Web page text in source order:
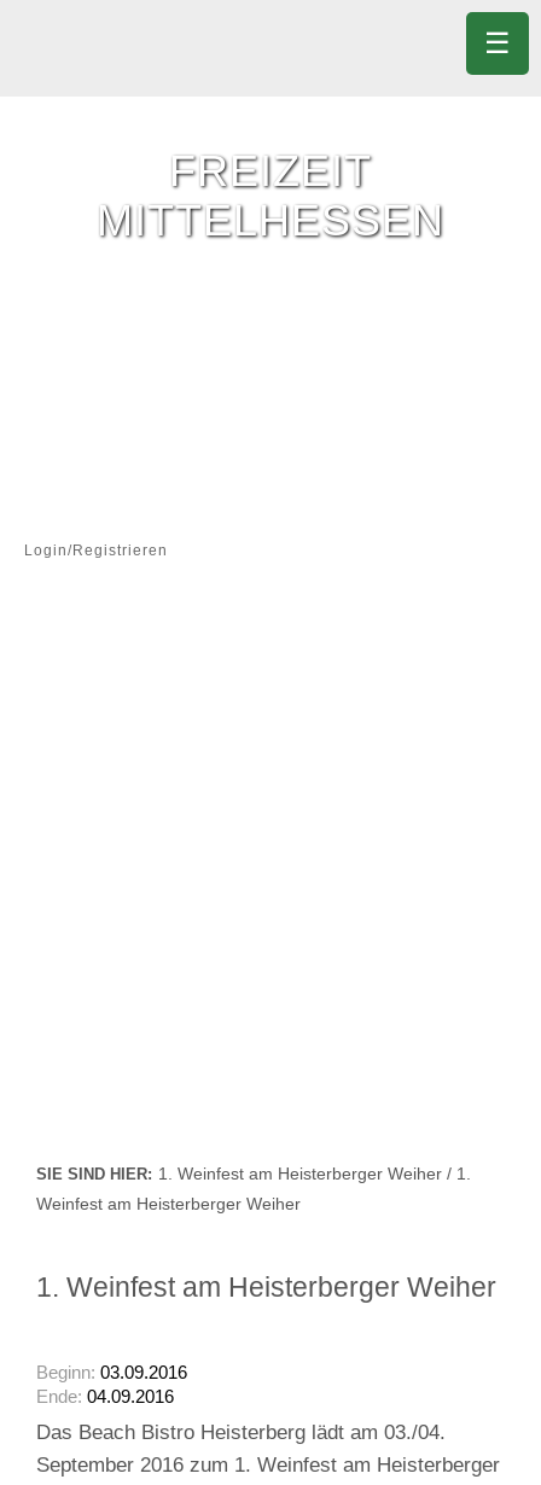
FREIZEIT
MITTELHESSEN
Login/Registrieren
SIE SIND HIER: 1. Weinfest am Heisterberger Weiher / 1.
Weinfest am Heisterberger Weiher
1. Weinfest am Heisterberger Weiher
Beginn: 03.09.2016
Ende: 04.09.2016
Das Beach Bistro Heisterberg lädt am 03./04.
September 2016 zum 1. Weinfest am Heisterberger
☰